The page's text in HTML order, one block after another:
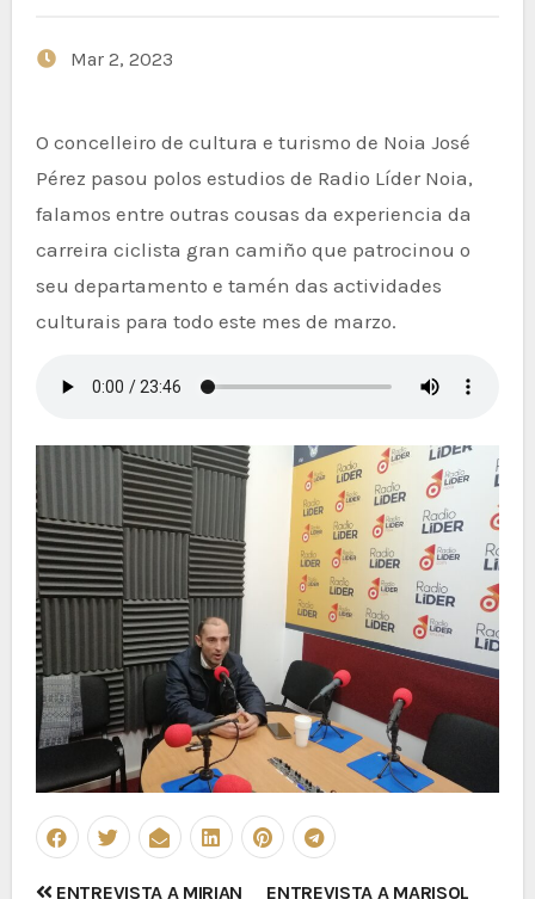
Mar 2, 2023
O concelleiro de cultura e turismo de Noia José
Pérez pasou polos estudios de Radio Líder Noia,
falamos entre outras cousas da experiencia da
carreira ciclista gran camiño que patrocinou o
seu departamento e tamén das actividades
culturais para todo este mes de marzo.
ENTREVISTA A MIRIAN
ENTREVISTA A MARISOL